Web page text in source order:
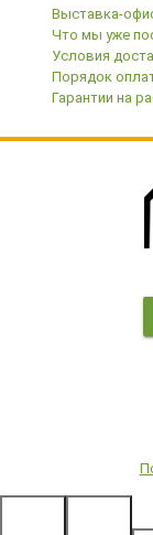
Выставка-
Что мы уже
Условия
Порядок
Гарантии на